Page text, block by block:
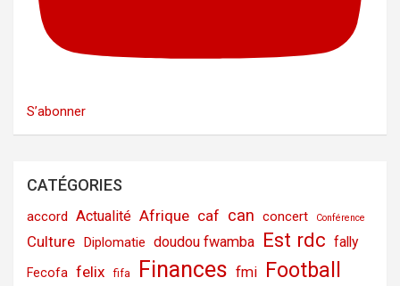
S’abonner
CATÉGORIES
accord Actualité Afrique caf can concert Conférence
Culture Diplomatie doudou fwamba Est rdc fally
Fecofa felix fifa Finances fmi Football